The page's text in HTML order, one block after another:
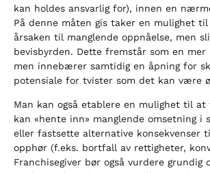
kan holdes ansvarlig for), innen en
På denne måten gis taker en mulighet
årsaken til manglende oppnåelse, men
bevisbyrden. Dette fremstår som en mer
men innebærer samtidig en åpning for
potensiale for tvister som det kan være
Man kan også etablere en mulighet til
kan «hente inn» manglende omsetning i
eller fastsette alternative konsekvenser
opphør (f.eks. bortfall av rettigheter,
Franchisegiver bør også vurdere grundig